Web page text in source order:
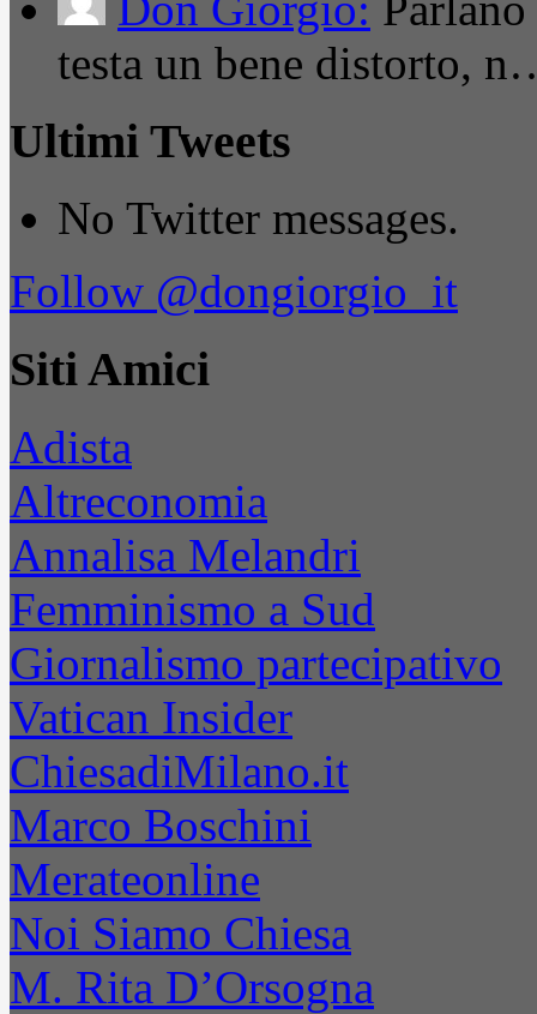
testa un bene distorto,
Ultimi Tweets
No Twitter messages.
Follow @dongiorgio_it
Siti Amici
Adista
Altreconomia
Annalisa Melandri
Femminismo a Sud
Giornalismo partecipativo
Vatican Insider
ChiesadiMilano.it
Marco Boschini
Merateonline
Noi Siamo Chiesa
M. Rita D’Orsogna